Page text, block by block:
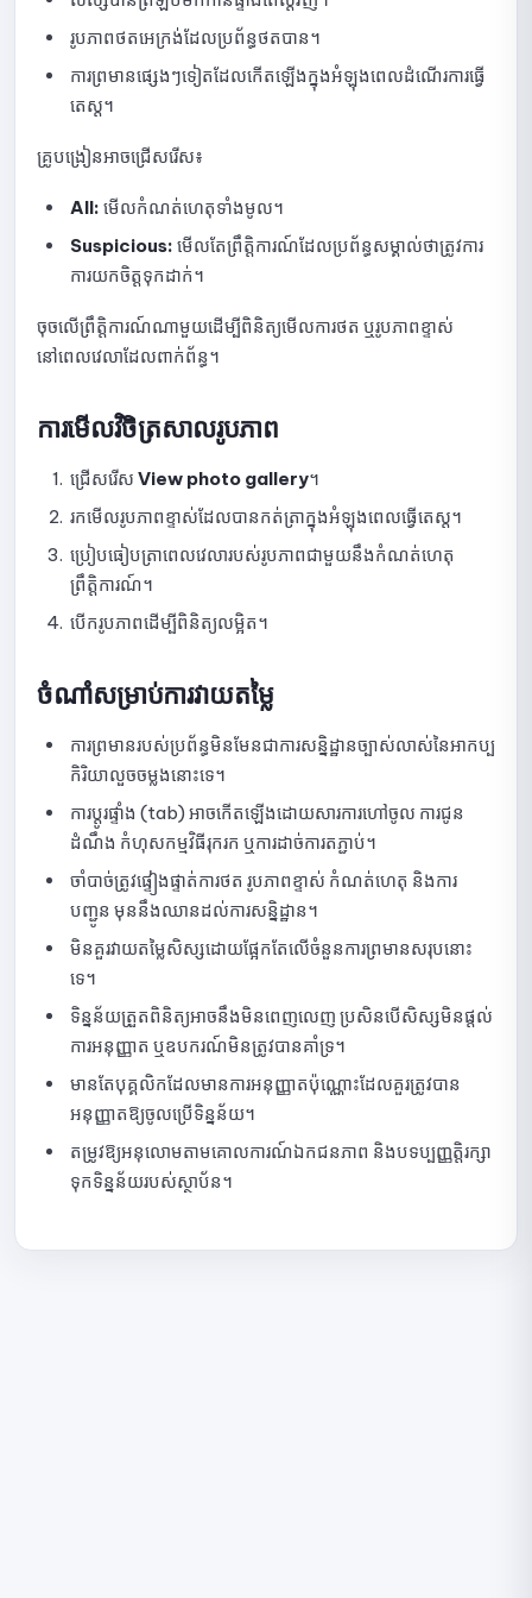
សេចក្ដីណែនាំអំពីការមើលស្ថិតិ Quick Quiz
របៀបលុប Quick Quiz
របៀបគ្រប់គ្រងថ្នាក់រៀន និងក្រុមសិស្សក្នុង NineQuiz
បង្កើត កែសម្រួល និងលុបថ្នាក់រៀន
អញ្ជើញ និងអនុម័តសិស្សឱ្យចូលរួមក្នុងថ្នាក់
ស្វែងរក និងលុបសិស្សចេញពីថ្នាក់រៀន
តាមដានសកម្មភាពក្នុងថ្នាក់ និងកម្រងសំណួរ
របៀបគ្រប់គ្រងសិទ្ធិចូលប្រើប្រាស់នៅលើ NineQuiz
សិទ្ធិគ្រប់គ្រង
ការបន្ថែម និងការផ្លាស់ប្តូរសិទ្ធិអ្នកគ្រប់គ្រង
រូបភាពថតអេក្រង់ដែលប្រព័ន្ធថតបាន។
ការព្រមានផ្សេងៗទៀតដែលកើតឡើងក្នុងអំឡុងពេលដំណើរការធ្វើ
តេស្ត។
គ្រូបង្រៀនអាចជ្រើសរើស៖
All: មើលកំណត់ហេតុទាំងមូល។
Suspicious: មើលតែព្រឹត្តិការណ៍ដែលប្រព័ន្ធសម្គាល់ថាត្រូវការ
ការយកចិត្តទុកដាក់។
ចុចលើព្រឹត្តិការណ៍ណាមួយដើម្បីពិនិត្យមើលការថត ឬរូបភាពខ្ទាស់
នៅពេលវេលាដែលពាក់ព័ន្ធ។
ការមើលវិចិត្រសាលរូបភាព
ជ្រើសរើស View photo gallery។
រកមើលរូបភាពខ្ទាស់ដែលបានកត់ត្រាក្នុងអំឡុងពេលធ្វើតេស្ត។
ប្រៀបធៀបត្រាពេលវេលារបស់រូបភាពជាមួយនឹងកំណត់ហេតុ
ព្រឹត្តិការណ៍។
បើករូបភាពដើម្បីពិនិត្យលម្អិត។
ចំណាំសម្រាប់ការវាយតម្លៃ
ការព្រមានរបស់ប្រព័ន្ធមិនមែនជាការសន្និដ្ឋានច្បាស់លាស់នៃអាកប្ប
កិរិយាលួចចម្លងនោះទេ។
ការប្តូរផ្ទាំង (tab) អាចកើតឡើងដោយសារការហៅចូល ការជូន
ដំណឹង កំហុសកម្មវិធីរុករក ឬការដាច់ការតភ្ជាប់។
ចាំបាច់ត្រូវផ្ទៀងផ្ទាត់ការថត រូបភាពខ្ទាស់ កំណត់ហេតុ និងការ
បញ្ជូន មុននឹងឈានដល់ការសន្និដ្ឋាន។
មិនគួរវាយតម្លៃសិស្សដោយផ្អែកតែលើចំនួនការព្រមានសរុបនោះ
ទេ។
ទិន្នន័យត្រួតពិនិត្យអាចនឹងមិនពេញលេញ ប្រសិនបើសិស្សមិនផ្តល់
ការអនុញ្ញាត ឬឧបករណ៍មិនត្រូវបានគាំទ្រ។
មានតែបុគ្គលិកដែលមានការអនុញ្ញាតប៉ុណ្ណោះដែលគួរត្រូវបាន
អនុញ្ញាតឱ្យចូលប្រើទិន្នន័យ។
តម្រូវឱ្យអនុលោមតាមគោលការណ៍ឯកជនភាព និងបទប្បញ្ញត្តិរក្សា
ទុកទិន្នន័យរបស់ស្ថាប័ន។